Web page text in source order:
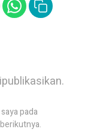
pada